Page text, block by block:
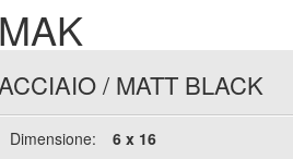
MAK
ACCIAIO/ MATT BLACK
Dimensione:
6 x 16